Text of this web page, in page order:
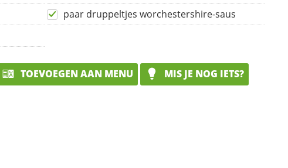
paar druppeltjes worchestershire-saus
TOEVOEGEN AAN MENU
MIS JE NOG IETS?